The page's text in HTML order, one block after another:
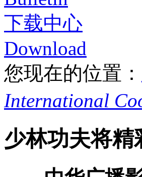
下载中心
Download
您现在的位置：
International
少林功夫将